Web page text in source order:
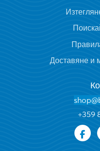
Доставяне и
+359